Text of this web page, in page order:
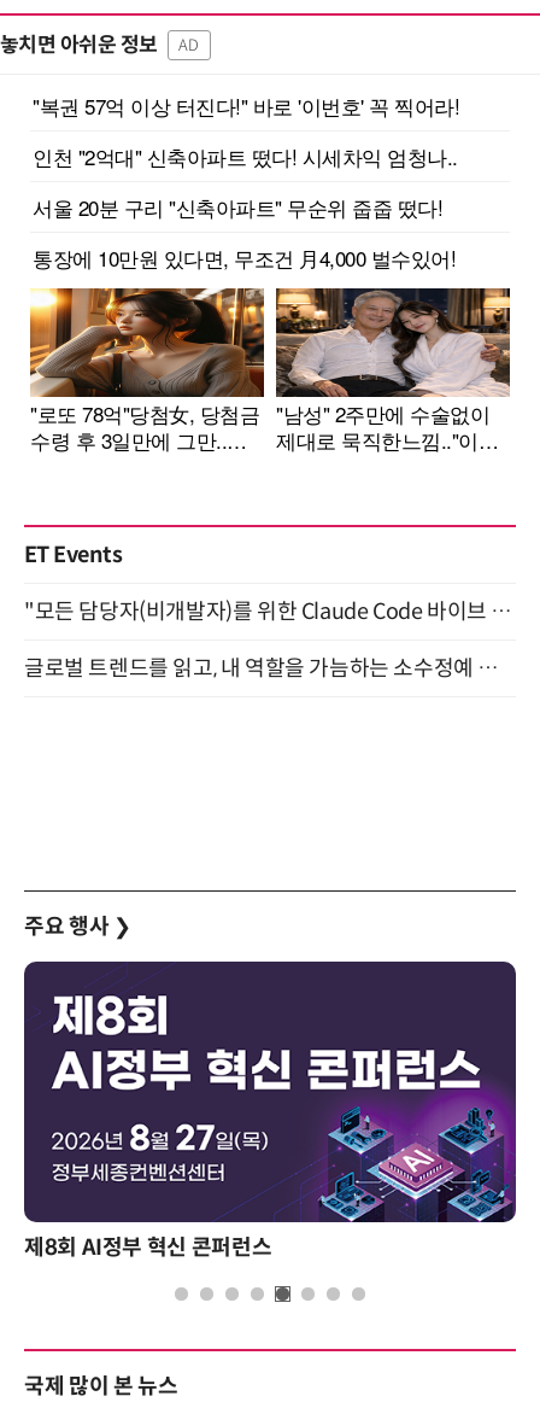
놓치면 아쉬운 정보 AD
ET Events
"모든 담당자(비개발자)를 위한 Claude Code 바이브 코딩 2-day 부트캠프" 9월 16~17일 개최
글로벌 트렌드를 읽고, 내 역할을 가늠하는 소수정예 실습 워크숍 (8/28)
주요 행사 ❯
제8회 AI정부 혁신 콘퍼런스
국제 많이 본 뉴스